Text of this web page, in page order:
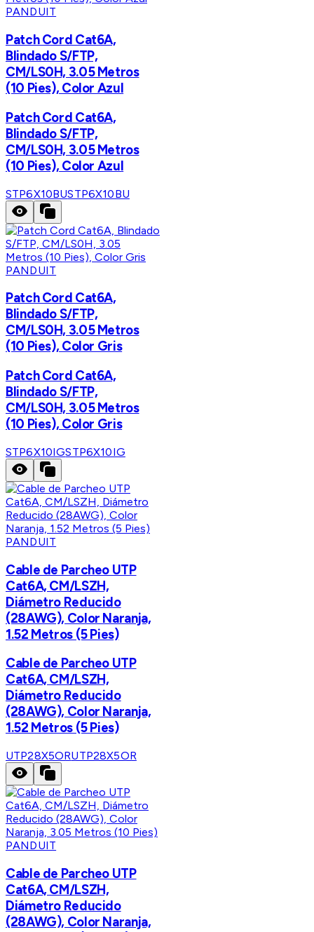
PANDUIT
Patch Cord Cat6A,
Blindado S/FTP,
CM/LS0H, 3.05 Metros
(10 Pies), Color Azul
Patch Cord Cat6A,
Blindado S/FTP,
CM/LS0H, 3.05 Metros
(10 Pies), Color Azul
STP6X10BUSTP6X10BU
PANDUIT
Patch Cord Cat6A,
Blindado S/FTP,
CM/LS0H, 3.05 Metros
(10 Pies), Color Gris
Patch Cord Cat6A,
Blindado S/FTP,
CM/LS0H, 3.05 Metros
(10 Pies), Color Gris
STP6X10IGSTP6X10IG
PANDUIT
Cable de Parcheo UTP
Cat6A, CM/LSZH,
Diámetro Reducido
(28AWG), Color Naranja,
1.52 Metros (5 Pies)
Cable de Parcheo UTP
Cat6A, CM/LSZH,
Diámetro Reducido
(28AWG), Color Naranja,
1.52 Metros (5 Pies)
UTP28X5ORUTP28X5OR
PANDUIT
Cable de Parcheo UTP
Cat6A, CM/LSZH,
Diámetro Reducido
(28AWG), Color Naranja,